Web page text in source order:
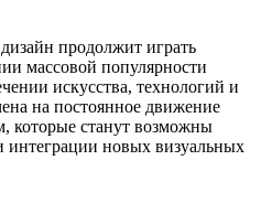
продолжит играть
массовой популярности
искусства, технологий и
на постоянное движение
которые станут возможны
интеграции новых визуальных